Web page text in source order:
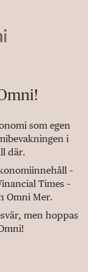
som egen
i
där.
–
Times –
Omni Mer.
men hoppas